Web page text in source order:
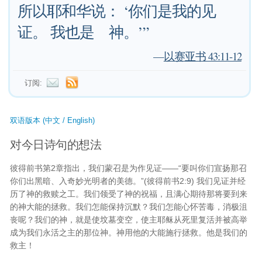
所以耶和华说： ‘你们是我的见
证。 我也是 神。’”
—以赛亚书 43:11-12
订阅:
双语版本 (中文 / English)
对今日诗句的想法
彼得前书第2章指出，我们蒙召是为作见证——“要叫你们宣扬那召
你们出黑暗、入奇妙光明者的美德。”(彼得前书2:9) 我们见证并经
历了神的救赎之工。我们领受了神的祝福，且满心期待那将要到来
的神大能的拯救。我们怎能保持沉默？我们怎能心怀苦毒，消极沮
丧呢？我们的神，就是使坟墓变空，使主耶稣从死里复活并被高举
成为我们永活之主的那位神。神用他的大能施行拯救。他是我们的
救主！